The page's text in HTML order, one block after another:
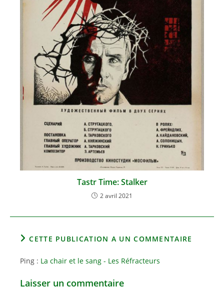
Tastr Time: Stalker
2 avril 2021
CETTE PUBLICATION A UN COMMENTAIRE
Ping : La chair et le sang - Les Réfracteurs
Laisser un commentaire